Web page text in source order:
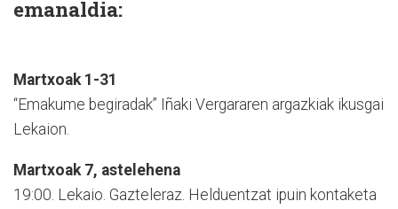
emanaldia:
Martxoak 1-31
“Emakume begiradak” Iñaki Vergararen argazkiak ikusgai
Lekaion.
Martxoak 7, astelehena
19:00. Lekaio. Gazteleraz. Helduentzat ipuin kontaketa